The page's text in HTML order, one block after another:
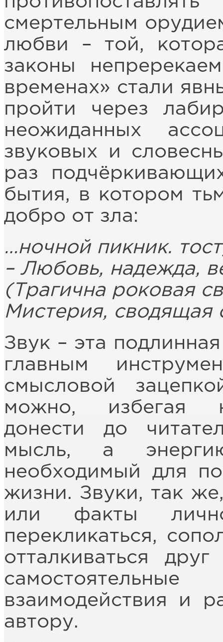
смертельным
любви – той,
законы
временах» стали
пройти через
неожиданных
звуковых и
раз
бытия, в котором
добро от зла:
…ночной пикник.
– Любовь, надежда,
(Трагична роковая
Мистерия, сводящая
Звук – эта
главным
смысловой
можно, избегая
донести до
мысль, а
необходимый для
жизни. Звуки, так
или факты
перекликаться,
отталкиваться
взаимодействия и
автору.